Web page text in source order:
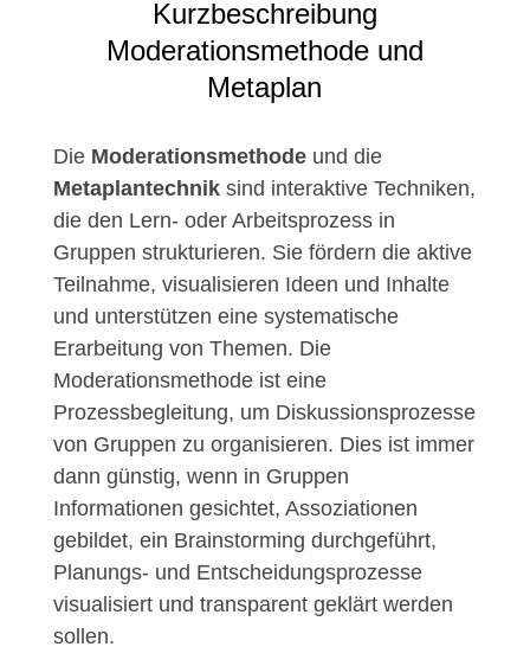
Kurzbeschreibung
Moderationsmethode und
Metaplan
Die Moderationsmethodeund die
Metaplantechniksind interaktive Techniken,
die den Lern- oder Arbeitsprozess in
Gruppen strukturieren. Sie fördern die aktive
Teilnahme, visualisieren Ideen und Inhalte
und unterstützen eine systematische
Erarbeitung von Themen. Die
Moderationsmethode ist eine
Prozessbegleitung, um Diskussionsprozesse
von Gruppen zu organisieren. Dies ist immer
dann günstig, wenn in Gruppen
Informationen gesichtet, Assoziationen
gebildet, ein Brainstorming durchgeführt,
Planungs- und Entscheidungsprozesse
visualisiert und transparent geklärt werden
sollen.